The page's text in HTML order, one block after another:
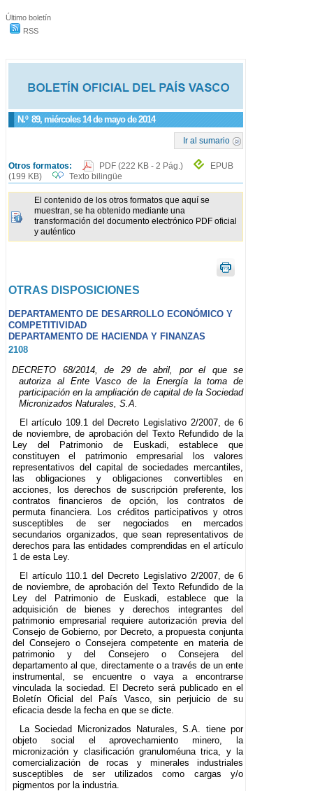
Último boletín
RSS
N.º 89, miércoles 14 de mayo de 2014
Ir al sumario
Otros formatos: PDF (222 KB - 2 Pág.)
EPUB
(199 KB)
Texto bilingüe
El contenido de los otros formatos que aquí se
muestran, se ha obtenido mediante una
transformación del documento electrónico PDF oficial
y auténtico
OTRAS DISPOSICIONES
DEPARTAMENTO DE DESARROLLO ECONÓMICO Y
COMPETITIVIDAD
DEPARTAMENTO DE HACIENDA Y FINANZAS
2108
DECRETO 68/2014, de 29 de abril, por el que se
autoriza al Ente Vasco de la Energía la toma de
participación en la ampliación de capital de la Sociedad
Micronizados Naturales, S.A.
El artículo 109.1 del Decreto Legislativo 2/2007, de 6
de noviembre, de aprobación del Texto Refundido de la
Ley del Patrimonio de Euskadi, establece que
constituyen el patrimonio empresarial los valores
representativos del capital de sociedades mercantiles,
las obligaciones y obligaciones convertibles en
acciones, los derechos de suscripción preferente, los
contratos financieros de opción, los contratos de
permuta financiera. Los créditos participativos y otros
susceptibles de ser negociados en mercados
secundarios organizados, que sean representativos de
derechos para las entidades comprendidas en el artículo
1 de esta Ley.
El artículo 110.1 del Decreto Legislativo 2/2007, de 6
de noviembre, de aprobación del Texto Refundido de la
Ley del Patrimonio de Euskadi, establece que la
adquisición de bienes y derechos integrantes del
patrimonio empresarial requiere autorización previa del
Consejo de Gobierno, por Decreto, a propuesta conjunta
del Consejero o Consejera competente en materia de
patrimonio y del Consejero o Consejera del
departamento al que, directamente o a través de un ente
instrumental, se encuentre o vaya a encontrarse
vinculada la sociedad. El Decreto será publicado en el
Boletín Oficial del País Vasco, sin perjuicio de su
eficacia desde la fecha en que se dicte.
La Sociedad Micronizados Naturales, S.A. tiene por
objeto social el aprovechamiento minero, la
micronización y clasificación granuloméuna trica, y la
comercialización de rocas y minerales industriales
susceptibles de ser utilizados como cargas y/o
pigmentos por la industria.